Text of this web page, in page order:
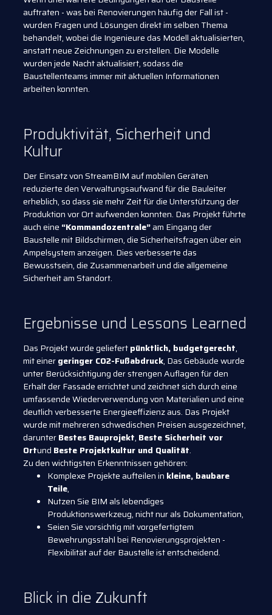
auftraten - was bei Renovierungen häufig der Fall ist -
wurden Fragen und Lösungen direkt im selben Thema
behandelt, wobei die Ingenieure das Modell aktualisierten,
anstatt neue Zeichnungen zu erstellen. Die Modelle
wurden jede Nacht aktualisiert, sodass die
Baustellenteams immer mit aktuellen Informationen
arbeiten konnten.
Produktivität, Sicherheit und
Kultur
Der Einsatz von StreamBIM auf mobilen Geräten
reduzierte den Verwaltungsaufwand für die Bauleiter
erheblich, so dass sie mehr Zeit für die Unterstützung der
Produktion vor Ort aufwenden konnten. Das Projekt führte
auch eine “Kommandozentrale”am Eingang der
Baustelle mit Bildschirmen, die Sicherheitsfragen über ein
Ampelsystem anzeigen. Dies verbesserte das
Bewusstsein, die Zusammenarbeit und die allgemeine
Sicherheit am Standort.
Ergebnisse und Lessons Learned
Das Projekt wurde geliefertpünktlich, budgetgerecht,
mit einergeringer CO2-Fußabdruck, Das Gebäude wurde
unter Berücksichtigung der strengen Auflagen für den
Erhalt der Fassade errichtet und zeichnet sich durch eine
umfassende Wiederverwendung von Materialien und eine
deutlich verbesserte Energieeffizienz aus. Das Projekt
wurde mit mehreren schwedischen Preisen ausgezeichnet,
darunterBestes Bauprojekt, Beste Sicherheit vor
Ortund Beste Projektkultur und Qualität.
Zu den wichtigsten Erkenntnissen gehören:
Komplexe Projekte aufteilen in kleine, baubare
Teile,
Nutzen Sie BIM als lebendiges
Produktionswerkzeug, nicht nur als Dokumentation,
Seien Sie vorsichtig mit vorgefertigtem
Bewehrungsstahl bei Renovierungsprojekten -
Flexibilität auf der Baustelle ist entscheidend.
Blick in die Zukunft